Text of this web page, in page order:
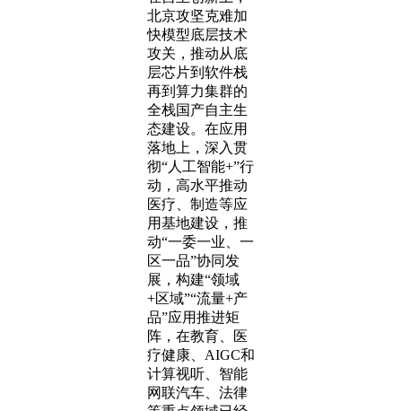
北京攻坚克难加
快模型底层技术
攻关，推动从底
层芯片到软件栈
再到算力集群的
全栈国产自主生
态建设。在应用
落地上，深入贯
彻“人工智能+”行
动，高水平推动
医疗、制造等应
用基地建设，推
动“一委一业、一
区一品”协同发
展，构建“领域
+区域”“流量+产
品”应用推进矩
阵，在教育、医
疗健康、AIGC和
计算视听、智能
网联汽车、法律